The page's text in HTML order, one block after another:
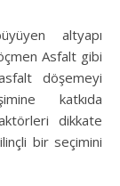
altyapı
Asfalt gibi
döşemeyi
katkıda
dikkate
bir seçimini